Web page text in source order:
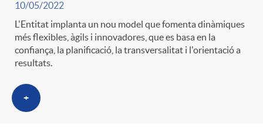
10/05/2022
L'Entitat implanta un nou model que fomenta dinàmiques
més flexibles, àgils i innovadores, que es basa en la
confiança, la planificació, la transversalitat i l'orientació a
resultats.
+